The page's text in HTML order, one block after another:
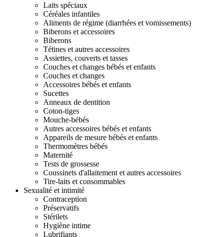
Laits spéciaux
Céréales infantiles
Aliments de régime (diarrhées et vomissements)
Biberons et accessoires
Biberons
Tétines et autres accessoires
Assiettes, couverts et tasses
Couches et changes bébés et enfants
Couches et changes
Accessoires bébés et enfants
Sucettes
Anneaux de dentition
Coton-tiges
Mouche-bébés
Autres accessoires bébés et enfants
Appareils de mesure bébés et enfants
Thermomètres bébés
Maternité
Tests de grossesse
Coussinets d'allaitement et autres accessoires
Tire-laits et consommables
Sexualité et intimité
Contraception
Préservatifs
Stérilets
Hygiène intime
Lubrifiants